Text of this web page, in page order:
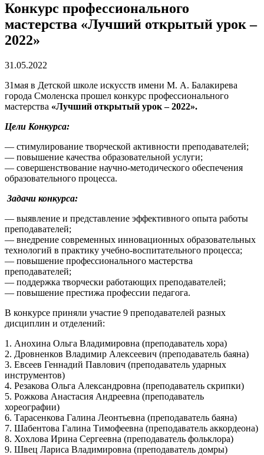
Конкурс профессионального
мастерства «Лучший открытый урок –
2022»
31.05.2022
31мая в Детской школе искусств имени М. А. Балакирева
города Смоленска прошел конкурс профессионального
мастерства «Лучший открытый урок – 2022».
Цели Конкурса:
— стимулирование творческой активности преподавателей;
— повышение качества образовательной услуги;
— совершенствование научно-методического обеспечения
образовательного процесса.
Задачи конкурса:
— выявление и представление эффективного опыта работы
преподавателей;
— внедрение современных инновационных образовательных
технологий в практику учебно-воспитательного процесса;
— повышение профессионального мастерства
преподавателей;
— поддержка творчески работающих преподавателей;
— повышение престижа профессии педагога.
В конкурсе приняли участие 9 преподавателей разных
дисциплин и отделений:
1. Анохина Ольга Владимировна (преподаватель хора)
2. Дровненков Владимир Алексеевич (преподаватель баяна)
3. Евсеев Геннадий Павлович (преподаватель ударных
инструментов)
4. Резакова Ольга Александровна (преподаватель скрипки)
5. Рожкова Анастасия Андреевна (преподаватель
хореографии)
6. Тарасенкова Галина Леонтьевна (преподаватель баяна)
7. Шабентова Галина Тимофеевна (преподаватель аккордеона)
8. Хохлова Ирина Сергеевна (преподаватель фольклора)
9. Швец Лариса Владимировна (преподаватель домры)